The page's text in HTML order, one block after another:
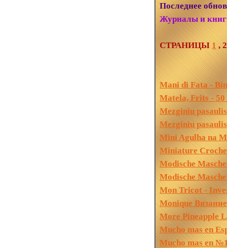
Последнее
Журналы и
СТРАНИЦЫ1,
Mani di Fata -
Matela, Frits - 50
Mezginiu
Mezginiu
Mini Agulha na
Miniature
Modische
Modische
Mon Tricot -
Monique
More Pineapple
Mucho mas en
Mucho mas en